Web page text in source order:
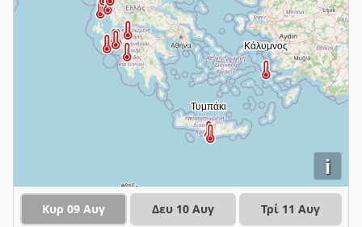
i
Κυρ 09 Αυγ Δευ 10 Αυγ Τρί 11 Αυγ